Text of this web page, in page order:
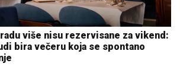
više nisu rezervisane za vikend:
bira večeru koja se spontano